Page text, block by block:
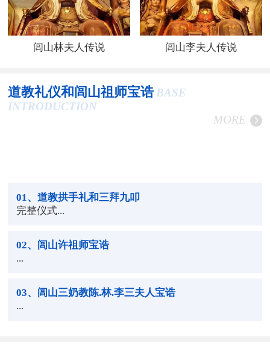
闾山林夫人传说 闾山李夫人传说
道教礼仪和闾山祖师宝诰 BASE
INTRODUCTION
MORE
01 、道教拱手礼和三拜九叩
完整仪式...
02、闾山许祖师宝诰
...
03、闾山三奶教陈.林.李三夫人宝诰
...